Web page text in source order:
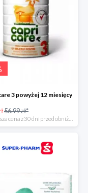
3 powyżej 12 miesięcy
56.99 zł*
*najniższa cena z 30 dni przed obniżką